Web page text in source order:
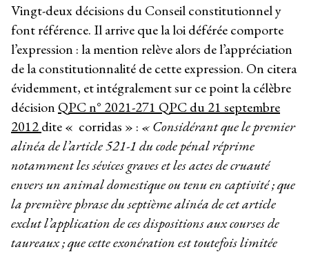
Vingt-deux décisions du Conseil constitutionnel y
font référence. Il arrive que la loi déférée comporte
l’expression : la mention relève alors de l’appréciation
de la constitutionnalité de cette expression. On citera
évidemment, et intégralement sur ce point la célèbre
décision QPC n° 2021-271 QPC du 21 septembre
2012dite « corridas » : « Considérant que le premier
alinéa de l’article 521-1 du code pénal réprime
notamment les sévices graves et les actes de cruauté
envers un animal domestique ou tenu en captivité ; que
la première phrase du septième alinéa de cet article
exclut l’application de ces dispositions aux courses de
taureaux ; que cette exonération est toutefois limitée